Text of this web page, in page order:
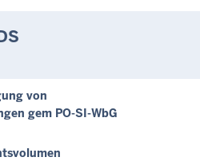
von
gem PO-SI-WbG